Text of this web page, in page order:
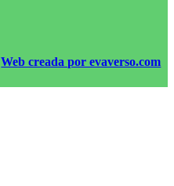
Web creada por evaverso.com